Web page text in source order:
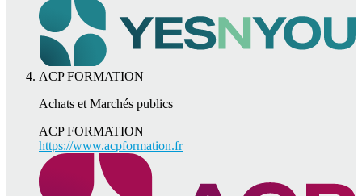
ACP FORMATION
Achats et Marchés publics
ACP FORMATION
https://www.acpformation.fr